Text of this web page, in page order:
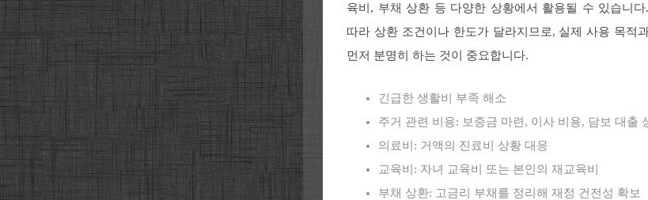
육비, 부채 상환 등 다양한 상황에서 활용될 수 있습니다
따라 상환 조건이나 한도가 달라지므로, 실제 사용 목적
먼저 분명히 하는 것이 중요합니다.
긴급한 생활비 부족 해소
주거 관련 비용: 보증금 마련, 이사 비용, 담보 대출
의료비: 거액의 진료비 상황 대응
교육비: 자녀 교육비 또는 본인의 재교육비
부채 상환: 고금리 부채를 정리해 재정 건전성 확보